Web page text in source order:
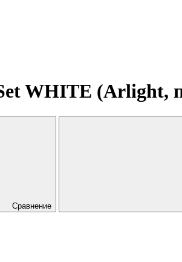
WHITE (Arlight,
Сравнение